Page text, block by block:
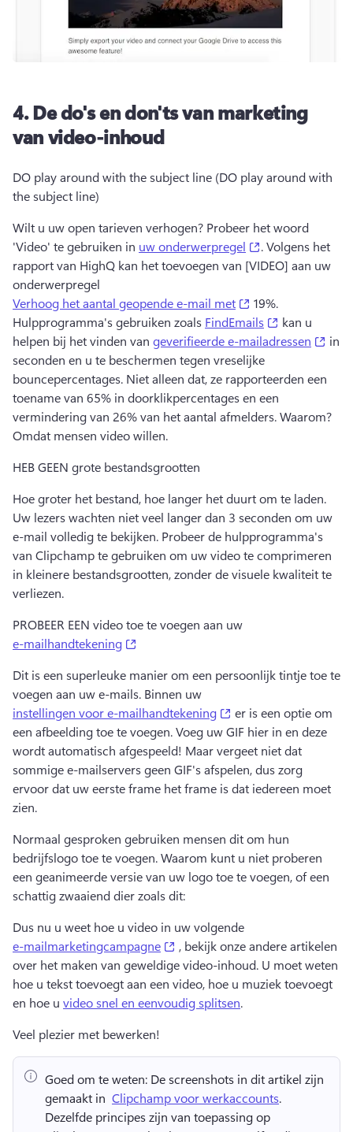
4.De do's en don'ts van marketing
van video-inhoud
DO play around with the subject line (DO play around with
the subject line)
Wilt u uw open tarieven verhogen? Probeer het woord
'Video' te gebruiken in uw onderwerpregel (opens in a new
. Volgens het
rapport van HighQ kan het toevoegen van [VIDEO] aan uw
onderwerpregel
Verhoog het aantal geopende e-mail met
(opens in a new
Hulpprogramma's gebruiken zoals FindEmails (opens in a
kan u
helpen bij het vinden van geverifieerde e-mailadressen
in
seconden en u te beschermen tegen vreselijke
bouncepercentages. Niet alleen dat, ze rapporteerden een
toename van 65% in doorklikpercentages en een
vermindering van 26% van het aantal afmelders.
Omdat mensen video willen.
HEB GEEN grote bestandsgrootten
Uw lezers wachten niet veel langer dan 3 seconden om uw
e-mail volledig te bekijken. Probeer de hulpprogramma's
van Clipchamp te gebruiken om uw video te comprimeren
in kleinere bestandsgrootten, zonder de visuele kwaliteit te
verliezen.
PROBEER EEN video toe te voegen aan uw
e-mailhandtekening
Dit is een superleuke manier om een persoonlijk tintje toe te
voegen aan uw e-mails. Binnen uw
instellingen voor e-mailhandtekening
(opens in a new tab)
er is een optie om
een afbeelding toe te voegen. Voeg uw GIF hier in en deze
wordt automatisch afgespeeld! Maar vergeet niet dat
sommige e-mailservers geen GIF's afspelen, dus zorg
ervoor dat uw eerste frame het frame is dat iedereen moet
zien.
Normaal gesproken gebruiken mensen dit om hun
bedrijfslogo toe te voegen. Waarom kunt u niet proberen
een geanimeerde versie van uw logo toe te voegen, of een
schattig zwaaiend dier zoals dit:
Dus nu u weet hoe u video in uw volgende
e-mailmarketingcampagne
(opens in a new tab)
, bekijk onze andere artikelen
over het maken van geweldige video-inhoud. U moet weten
hoe u tekst toevoegt aan een video, hoe u muziek toevoegt
en hoe u video snel en eenvoudig splitsen.
Veel plezier met bewerken!
Goed om te weten: De screenshots in dit artikel zijn
gemaakt in ⁠ Clipchamp voor werkaccounts.
Dezelfde principes zijn van toepassing op